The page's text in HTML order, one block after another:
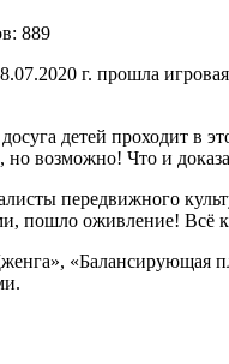
889
г. прошла
детей проходит
но возможно! Что и
передвижного
пошло оживление! Всё
«Балансирующая